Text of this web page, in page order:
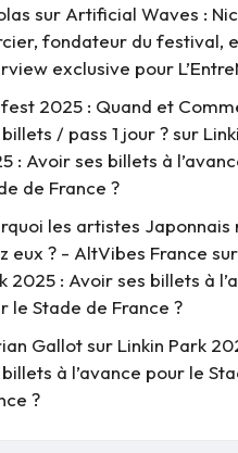
sur Artificial Waves :
fondateur du festival,
exclusive pour
2025 : Quand et
/ pass 1 jour ?sur
: Avoir ses billets à
de France ?
les artistes Japonnais
eux ? - AltVibes France sur
2025 : Avoir ses billets à
le Stade de France ?
Gallotsur Linkin Park
à l’avance pour le
?